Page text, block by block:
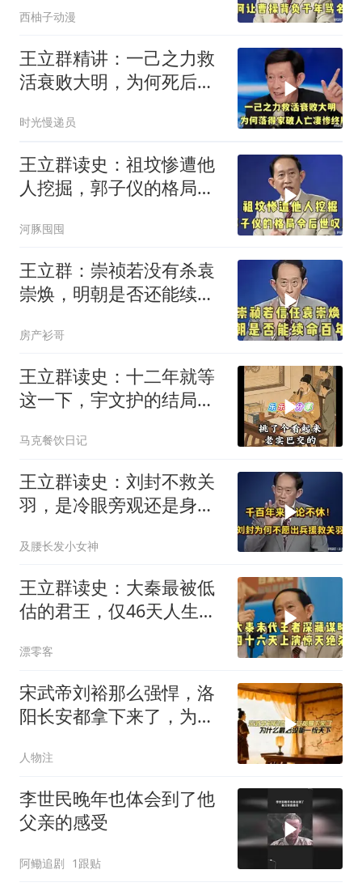
西柚子动漫
王立群精讲：一己之力救
活衰败大明，为何死后落
时光慢递员
王立群读史：祖坟惨遭他
人挖掘，郭子仪的格局令
河豚囤囤
王立群：崇祯若没有杀袁
崇焕，明朝是否还能续命
房产衫哥
王立群读史：十二年就等
这一下，宇文护的结局你
马克餐饮日记
王立群读史：刘封不救关
羽，是冷眼旁观还是身不
及腰长发小女神
王立群读史：大秦最被低
估的君王，仅46天人生，
漂零客
宋武帝刘裕那么强悍，洛
阳长安都拿下来了，为何
人物注
李世民晚年也体会到了他
父亲的感受
阿鳓追剧 1跟贴